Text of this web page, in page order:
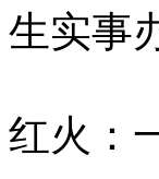
生实事
红火：